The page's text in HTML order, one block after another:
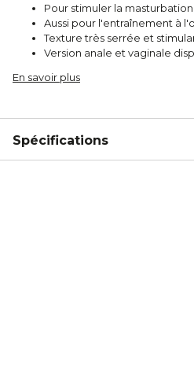
Pour stimuler la masturbation
Aussi pour l'entraînement à
Texture très serrée et
Version anale et vaginale
En savoir plus
Spécifications